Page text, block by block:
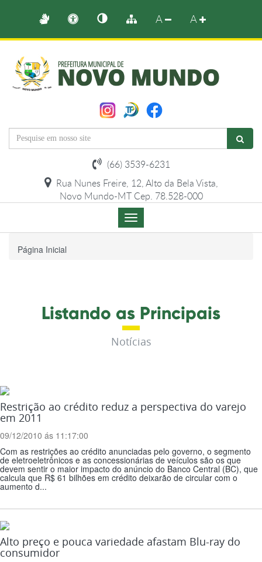
A A
(66) 3539-6231
Rua Nunes Freire, 12, Alto da Bela Vista,
Novo Mundo-MT Cep. 78.528-000
Menu
de
Página Inicial
Listando as Principais
Notícias
Restrição ao crédito reduz a perspectiva do varejo
em 2011
09/12/2010 ás 11:17:00
Com as restrições ao crédito anunciadas pelo governo, o segmento
de eletroeletrônicos e as concessionárias de veículos são os que
devem sentir o maior impacto do anúncio do Banco Central (BC), que
calcula que R$ 61 bilhões em crédito deixarão de circular com o
aumento d...
Alto preço e pouca variedade afastam Blu-ray do
consumidor